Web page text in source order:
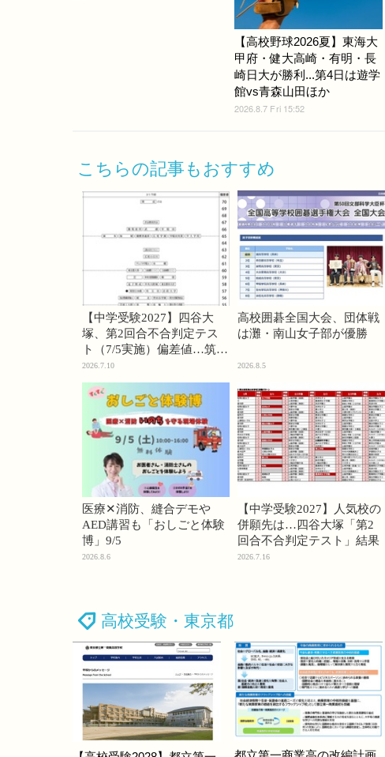
【高校野球2026夏】東海大
甲府・健大高崎・有明・長
崎日大が勝利...第4日は遊学
館vs青森山田ほか
2026.8.7 Fri 15:52
こちらの記事もおすすめ
【中学受験2027】四谷大
塚、第2回合不合判定テス
ト（7/5実施）偏差値…筑駒
74・桜蔭70＜PR＞
2026.7.10
高校囲碁全国大会、団体戦
は灘・南山女子部が優勝
2026.8.5
医療✕消防、縫合デモや
AED講習も「おしごと体験
博」9/5
2026.8.6
【中学受験2027】人気校の
併願先は…四谷大塚「第2
回合不合判定テスト」結果
2026.7.16
高校受験・東京都